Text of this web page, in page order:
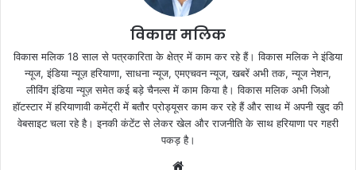
विकास मलिक
विकास मलिक 18 साल से पत्रकारिता के क्षेत्र में काम कर रहे हैं। विकास मलिक ने इंडिया
न्यूज, इंडिया न्यूज़ हरियाणा, साधना न्यूज, एमएचवन न्यूज, खबरें अभी तक, न्यूज नेशन,
लीविंग इंडिया न्यूज़ समेत कई बड़े चैनल्स में काम किया है। विकास मलिक अभी जिओ
हॉटस्टार में हरियाणावी कमेंट्री में बतौर प्रोड्यूसर काम कर रहे हैं और साथ में अपनी खुद की
वेबसाइट चला रहे है। इनकी कंटेंट से लेकर खेल और राजनीति के साथ हरियाणा पर गहरी
पकड़ है।